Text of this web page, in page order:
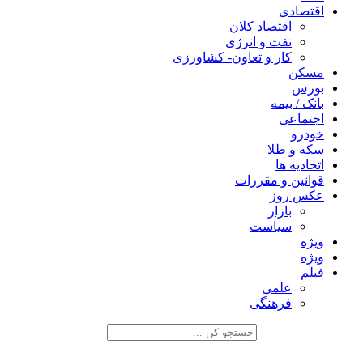
اقتصادی
اقتصاد کلان
نفت و انرژی
کار و تعاون- کشاورزی
مسکن
بورس
بانک / بیمه
اجتماعی
خودرو
سکه و طلا
اتحادیه ها
قوانین و مقررات
عکس روز
بازار
سیاست
ویژه
ویژه
فیلم
علمی
فرهنگی